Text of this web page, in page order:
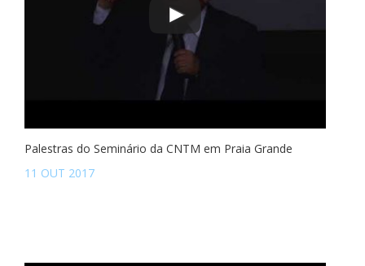
Palestras do Seminário da CNTM em Praia Grande
11 OUT 2017